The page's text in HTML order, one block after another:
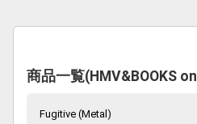
商品一覧(HMV&BOOKS
Fugitive (Metal)